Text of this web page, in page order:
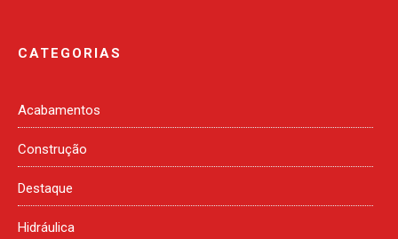
CATEGORIAS
Acabamentos
Construção
Destaque
Hidráulica